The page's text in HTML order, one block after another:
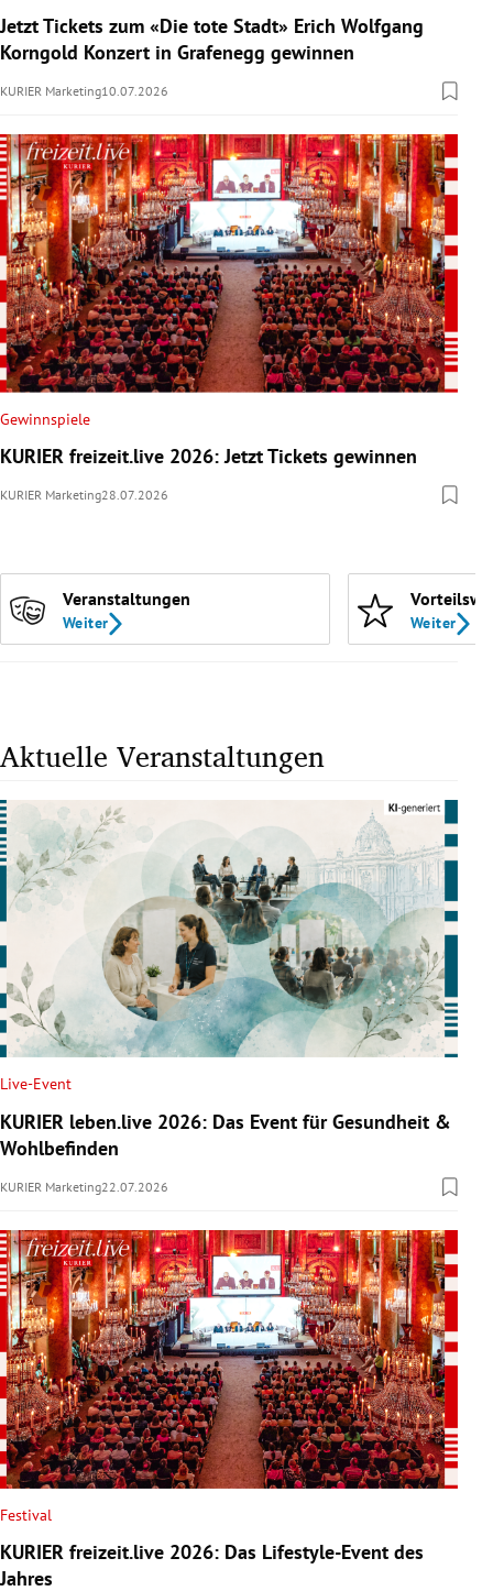
Jetzt Tickets zum «Die tote Stadt» Erich Wolfgang
Korngold Konzert in Grafenegg gewinnen
KURIER Marketing10.07.2026
Gewinnspiele
KURIER freizeit.live 2026: Jetzt Tickets gewinnen
KURIER Marketing28.07.2026
Veranstaltungen
Weiter Weiter
Aktuelle Veranstaltungen
Live-Event
KURIER leben.live 2026: Das Event für Gesundheit &
Wohlbefinden
KURIER Marketing22.07.2026
Festival
KURIER freizeit.live 2026: Das Lifestyle-Event des
Jahres